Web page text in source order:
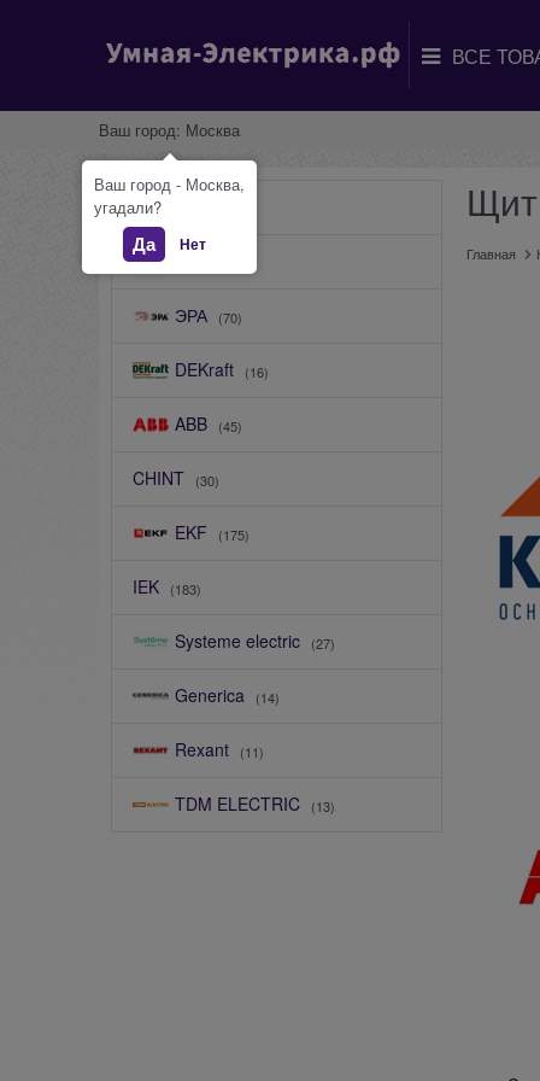
Ваш город: Москва
ЭРА (70)
DEKraft (16)
ABB (45)
CHINT (30)
EKF (175)
IEK (183)
Systeme electric (27)
Generica (14)
Rexant (11)
TDM ELECTRIC (13)
Главная
Ваш город - Москва,
угадали?
Да Нет